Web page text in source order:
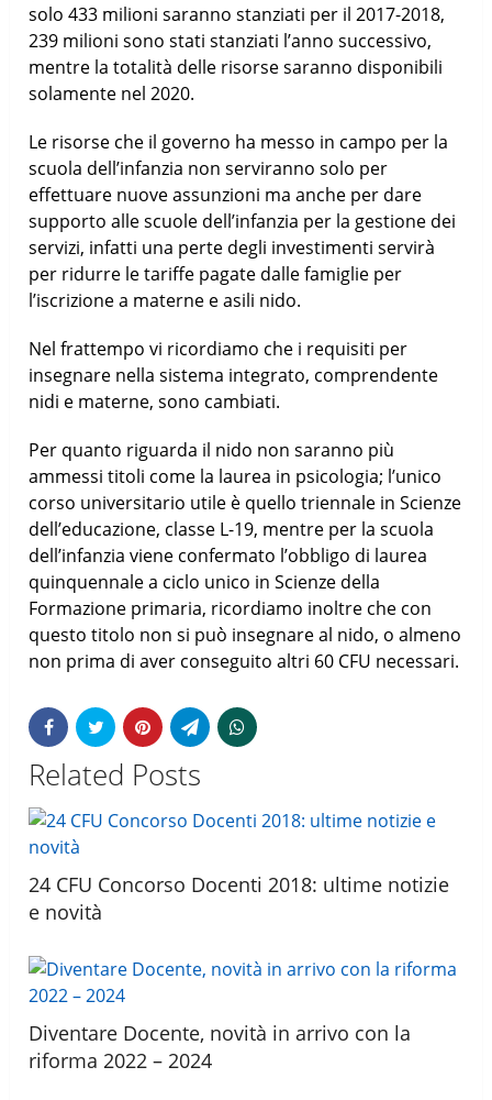
solo 433 milioni saranno stanziati per il 2017-2018,
239 milioni sono stati stanziati l’anno successivo,
mentre la totalità delle risorse saranno disponibili
solamente nel 2020.
Le risorse che il governo ha messo in campo per la
scuola dell’infanzia non serviranno solo per
effettuare nuove assunzioni ma anche per dare
supporto alle scuole dell’infanzia per la gestione dei
servizi, infatti una perte degli investimenti servirà
per ridurre le tariffe pagate dalle famiglie per
l’iscrizione a materne e asili nido.
Nel frattempo vi ricordiamo che i requisiti per
insegnare nella sistema integrato, comprendente
nidi e materne, sono cambiati.
Per quanto riguarda il nido non saranno più
ammessi titoli come la laurea in psicologia; l’unico
corso universitario utile è quello triennale in Scienze
dell’educazione, classe L-19, mentre per la scuola
dell’infanzia viene confermato l’obbligo di laurea
quinquennale a ciclo unico in Scienze della
Formazione primaria, ricordiamo inoltre che con
questo titolo non si può insegnare al nido, o almeno
non prima di aver conseguito altri 60 CFU necessari.
Related Posts
24 CFU Concorso Docenti 2018: ultime notizie
e novità
Diventare Docente, novità in arrivo con la
riforma 2022 – 2024